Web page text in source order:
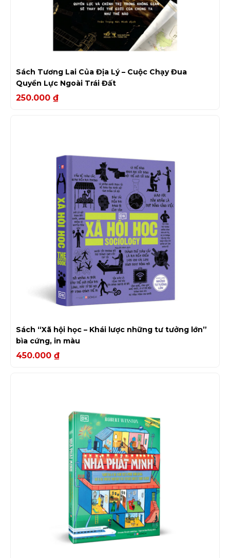
Sách Tương Lai Của Địa Lý – Cuộc Chạy Đua
Quyền Lực Ngoài Trái Đất
250.000 ₫
Sách “Xã hội học – Khái lược những tư tưởng lớn”
bìa cứng, in màu
450.000 ₫